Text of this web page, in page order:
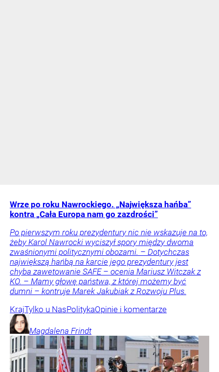
Wrze po roku Nawrockiego. „Największa hańba”
kontra „Cała Europa nam go zazdrości”
Po pierwszym roku prezydentury nic nie wskazuje na to,
żeby Karol Nawrocki wyciszył spory między dwoma
zwaśnionymi politycznymi obozami. – Dotychczas
największą hańbą na karcie jego prezydentury jest
chyba zawetowanie SAFE – ocenia Mariusz Witczak z
KO. – Mamy głowę państwa, z której możemy być
dumni – kontruje Marek Jakubiak z Rozwoju Plus.
KrajTylko u NasPolitykaOpinie i komentarze
Magdalena Frindt